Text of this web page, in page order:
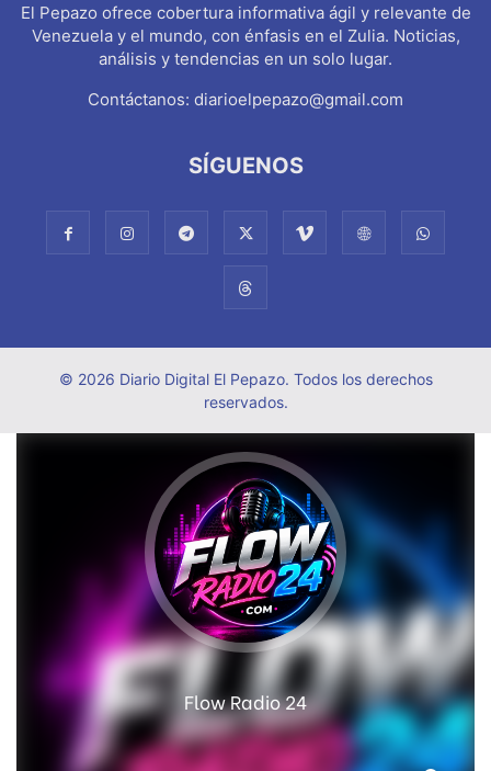
El Pepazo ofrece cobertura informativa ágil y relevante de
Venezuela y el mundo, con énfasis en el Zulia. Noticias,
análisis y tendencias en un solo lugar.
Contáctanos: diarioelpepazo@gmail.com
SÍGUENOS
© 2026 Diario Digital El Pepazo. Todos los derechos
reservados.